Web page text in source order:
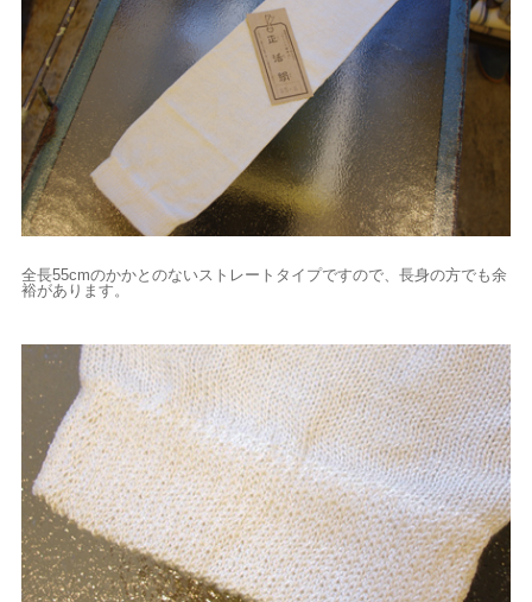
全長55cmのかかとのないストレートタイプですので、長身の方でも余
裕があります。